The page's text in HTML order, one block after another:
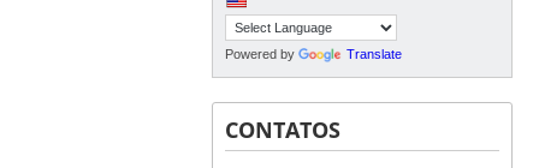
Powered by Translate
CONTATOS